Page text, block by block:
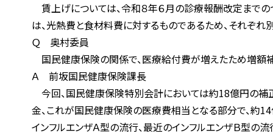
賃上げについては、令和８年６月の診療報酬改定までの
は、光熱費と食材料費に対するものであるため、それぞれ
Ｑ 奥村委員
国民健康保険の関係で、医療給付費が増えたため増額補
Ａ 前坂国民健康保険課長
今回、国民健康保険特別会計においては約18億円の補正
金、これが国民健康保険の医療費相当となる部分で、約14
インフルエンザＡ型の流行、最近のインフルエンザＢ型の